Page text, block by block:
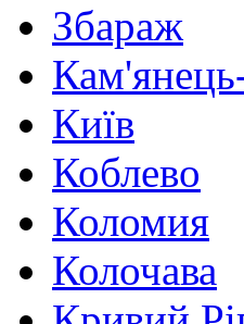
Збараж
Київ
Коблево
Коломия
Колочава